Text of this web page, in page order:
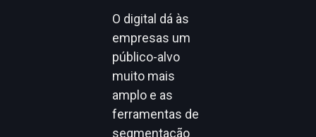
O digital dá às
empresas um
público-alvo
muito mais
amplo e as
ferramentas de
segmentação